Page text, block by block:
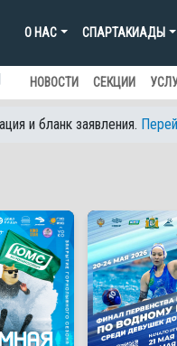
О НАС СПАРТАКИАДЫ
НОВОСТИ СЕКЦИИ
и бланк заявления.